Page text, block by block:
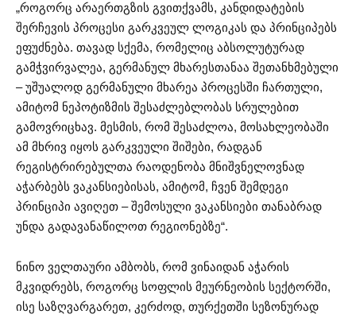
„როგორც არაერთგზის გვითქვამს, კანდიდატების
შერჩევის პროცესი გარკვეულ ლოგიკას და პრინციპებს
ეფუძნება. თავად სქემა, რომელიც აბსოლუტურად
გამჭვირვალეა, გერმანულ მხარესთანაა შეთანხმებული
– უშუალოდ გერმანული მხარეა პროცესში ჩართული,
ამიტომ ნეპოტიზმის შესაძლებლობას სრულებით
გამოვრიცხავ. მესმის, რომ შესაძლოა, მოსახლეობაში
ამ მხრივ იყოს გარკვეული შიშები, რადგან
რეგისტრირებულთა რაოდენობა მნიშვნელოვნად
აჭარბებს ვაკანსიებისას, ამიტომ, ჩვენ შემდეგი
პრინციპი ავიღეთ – შემოსული ვაკანსიები თანაბრად
უნდა გადავანაწილოთ რეგიონებზე“.
ნინო ველთაური ამბობს, რომ ვინაიდან აჭარის
მკვიდრებს, როგორც სოფლის მეურნეობის სექტორში,
ისე საზღვარგარეთ, კერძოდ, თურქეთში სეზონურად